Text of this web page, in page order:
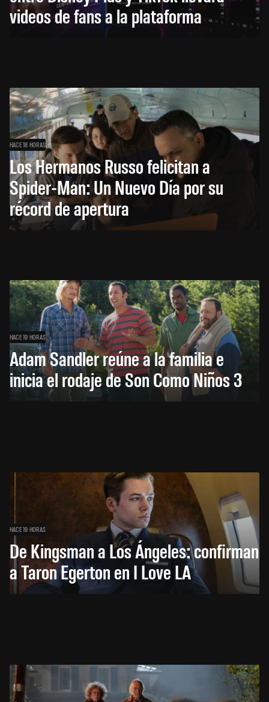
videos de fans a la plataforma
HACE 18 HORAS
Los Hermanos Russo felicitan a
Spider-Man: Un Nuevo Día por su
récord de apertura
HACE 19 HORAS
Adam Sandler reúne a la familia e
inicia el rodaje de Son Como Niños 3
HACE 19 HORAS
De Kingsman a Los Ángeles: confirman
a Taron Egerton en I Love LA